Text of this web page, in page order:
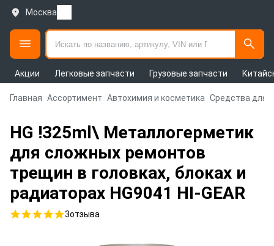
Москва
Акции Легковые запчасти Грузовые запчасти
Главная Ассортимент Автохимия и косметика Средства для
HG !325ml\ Металлогерметик
для сложных ремонтов
трещин в головках, блоках и
радиаторах HG9041 HI-GEAR
3отзыва